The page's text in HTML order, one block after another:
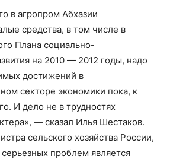
в агропром Абхазии
средства, в том числе в
Плана социально-
на 2010 — 2012 годы, надо
достижений в
секторе экономики пока, к
И дело не в трудностях
— сказал Илья Шестаков.
сельского хозяйства России,
проблем является